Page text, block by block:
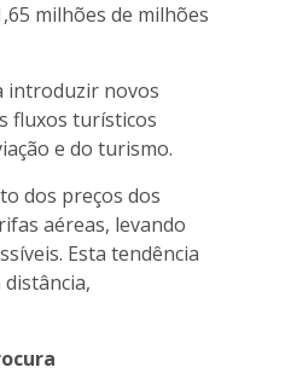
milhões de milhões
introduzir novos
fluxos turísticos
e do turismo.
dos preços dos
aéreas, levando
Esta tendência